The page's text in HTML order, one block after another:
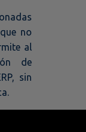
no
al
de
sin